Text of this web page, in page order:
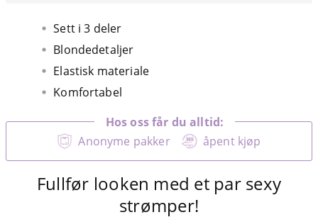
Sett i 3 deler
Blondedetaljer
Elastisk materiale
Komfortabel
Anonyme pakker åpent kjøp
Hos oss får du alltid:
Fullfør looken med et par sexy
strømper!